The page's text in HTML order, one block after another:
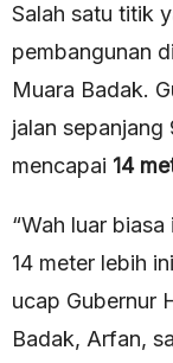
Salah satu titik
pembangunan
Muara Badak.
jalan
mencapai 14
“Wah luar
14 meter lebih
ucap Gubernur
Badak, Arfan,